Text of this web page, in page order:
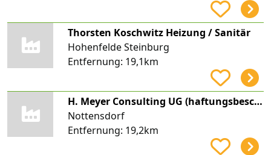
Thorsten Koschwitz Heizung / Sanitär
Hohenfelde Steinburg
Entfernung: 19,1km
H. Meyer Consulting UG (haftungsbeschränkt)
Nottensdorf
Entfernung: 19,2km